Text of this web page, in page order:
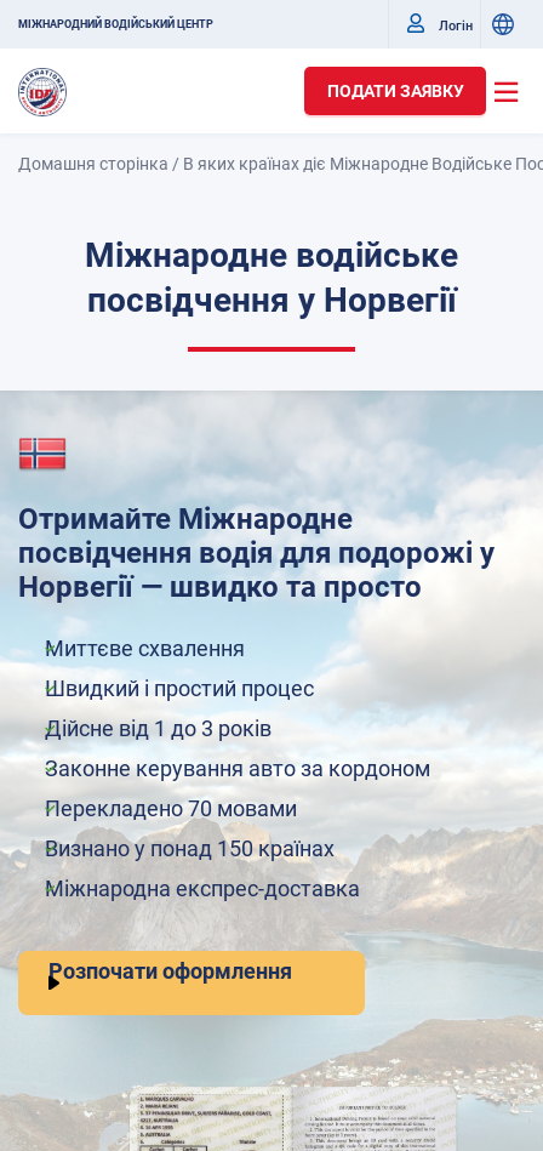
МІЖНАРОДНИЙ ВОДІЙСЬКИЙ ЦЕНТР Логін
ПОДАТИ ЗАЯВКУ
Домашня сторінка / В яких країнах діє Міжнародне Водійське
Міжнародне водійське
посвідчення у Норвегії
Отримайте Міжнародне
посвідчення водія для подорожі у
Норвегії — швидко та просто
Миттєве схвалення
Швидкий і простий процес
Дійсне від 1 до 3 років
Законне керування авто за кордоном
Перекладено 70 мовами
Визнано у понад 150 країнах
Міжнародна експрес-доставка
Розпочати оформлення